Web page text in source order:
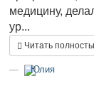
медицину,
ур...
Читать
Юлия